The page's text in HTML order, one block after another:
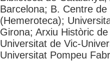
Barcelona; B. Centre
(Hemeroteca);
Girona; Arxiu Històric
Universitat de Vic-
Universitat Pompeu